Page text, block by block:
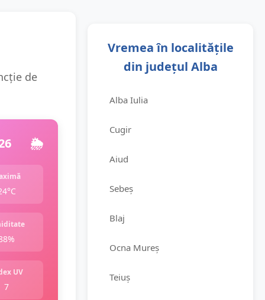
de
🌦️
UV
7
Vremea în localitățile
din județul Alba
Alba Iulia
Cugir
Aiud
Sebeș
Blaj
Ocna Mureș
Teiuș